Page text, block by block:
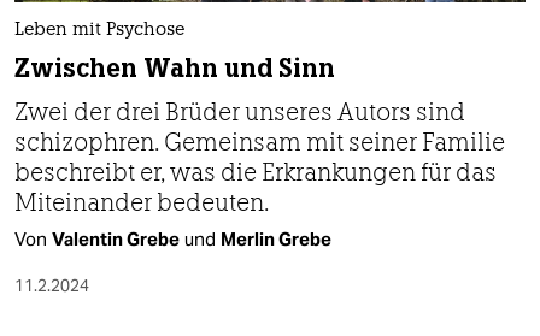
Leben mit Psychose
Zwischen Wahn und Sinn
Zwei der drei Brüder unseres Autors sind
schizophren. Gemeinsam mit seiner Familie
beschreibt er, was die Erkrankungen für das
Miteinander bedeuten.
Von Valentin Grebe und Merlin Grebe
11.2.2024